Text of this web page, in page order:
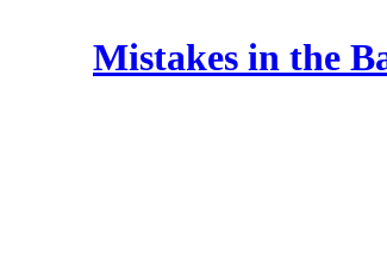
Mistakes in the